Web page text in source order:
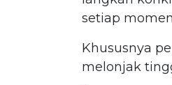
setiap
Khususnya
melonjak